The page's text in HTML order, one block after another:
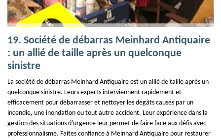
19. Société de débarras Meinhard Antiquaire
: un allié de taille après un quelconque
sinistre
La société de débarras Meinhard Antiquaire est un allié de taille après un
quelconque sinistre. Leurs experts interviennent rapidement et
efficacement pour débarrasser et nettoyer les dégâts causés par un
incendie, une inondation ou tout autre accident. Leur expérience dans la
gestion des situations d'urgence leur permet de faire face aux défis avec
professionnalisme. Faites confiance à Meinhard Antiquaire pour restaurer